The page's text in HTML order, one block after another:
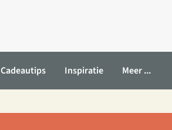
Cadeautips Inspiratie Meer ...